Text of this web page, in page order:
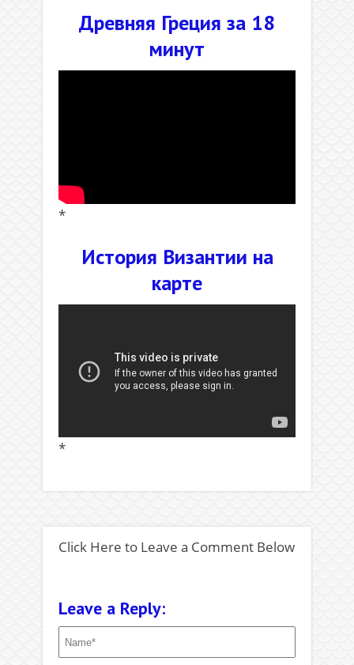
Древняя Греция за 18
минут
*
История Византии на
карте
*
Click Here to Leave a Comment Below
Leave a Reply: